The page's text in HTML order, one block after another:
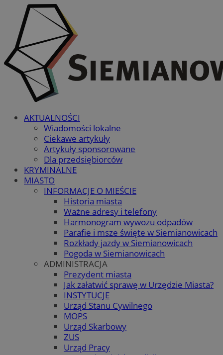
AKTUALNOŚCI
Wiadomości lokalne
Ciekawe artykuły
Artykuły sponsorowane
Dla przedsiębiorców
KRYMINALNE
MIASTO
INFORMACJE O MIEŚCIE
Historia miasta
Ważne adresy i telefony
Harmonogram wywozu odpadów
Parafie i msze święte w Siemianowicach
Rozkłady jazdy w Siemianowicach
Pogoda w Siemianowicach
ADMINISTRACJA
Prezydent miasta
Jak załatwić sprawę w Urzędzie Miasta?
INSTYTUCJE
Urząd Stanu Cywilnego
MOPS
Urząd Skarbowy
ZUS
Urząd Pracy